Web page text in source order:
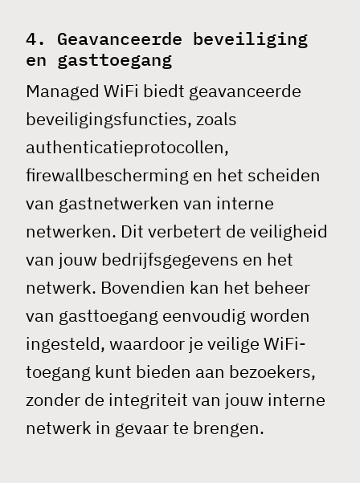
4. Geavanceerde beveiliging
en gasttoegang
Managed WiFi biedt geavanceerde
beveiligingsfuncties, zoals
authenticatieprotocollen,
firewallbescherming en het scheiden
van gastnetwerken van interne
netwerken. Dit verbetert de veiligheid
van jouw bedrijfsgegevens en het
netwerk. Bovendien kan het beheer
van gasttoegang eenvoudig worden
ingesteld, waardoor je veilige WiFi-
toegang kunt bieden aan bezoekers,
zonder de integriteit van jouw interne
netwerk in gevaar te brengen.